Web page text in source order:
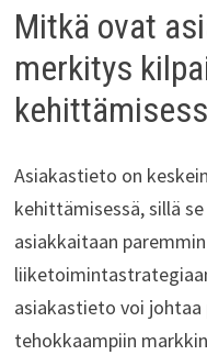
Mitkä ovat
merkitys
Asiakastieto on
kehittämisessä, sillä
asiakkaitaan
asiakastieto voi
tehokkaampiin